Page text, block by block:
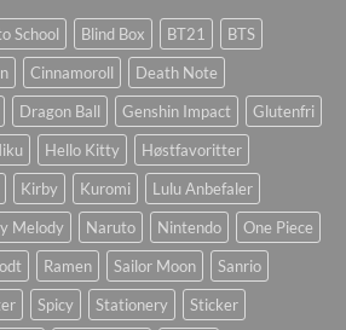
School Blind Box BT21
BTS
Cinnamoroll
Death Note
Dragon Ball Genshin Impact
Glutenfri
Hello Kitty
Høstfavoritter
Kirby Kuromi
Lulu Anbefaler
Melody Naruto Nintendo
One Piece
Ramen Sailor Moon
Sanrio
Spicy Stationery
Sticker